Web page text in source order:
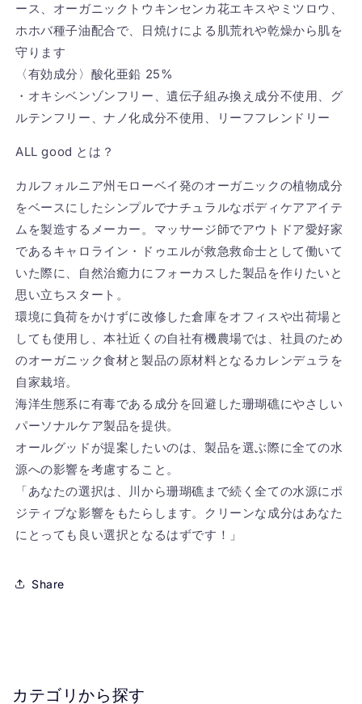
ース、オーガニックトウキンセンカ花エキスやミツロウ、
ホホバ種子油配合で、日焼けによる肌荒れや乾燥から肌を
守ります
〈有効成分〉酸化亜鉛 25%
・オキシベンゾンフリー、遺伝子組み換え成分不使用、グ
ルテンフリー、ナノ化成分不使用、リーフフレンドリー
ALL good とは？
カルフォルニア州モローベイ発のオーガニックの植物成分
をベースにしたシンプルでナチュラルなボディケアアイテ
ムを製造するメーカー。マッサージ師でアウトドア愛好家
であるキャロライン・ドゥエルが救急救命士として働いて
いた際に、自然治癒力にフォーカスした製品を作りたいと
思い立ちスタート。
環境に負荷をかけずに改修した倉庫をオフィスや出荷場と
しても使用し、本社近くの自社有機農場では、社員のため
のオーガニック食材と製品の原材料となるカレンデュラを
自家栽培。
海洋生態系に有毒である成分を回避した珊瑚礁にやさしい
パーソナルケア製品を提供。
オールグッドが提案したいのは、製品を選ぶ際に全ての水
源への影響を考慮すること。
「あなたの選択は、川から珊瑚礁まで続く全ての水源にポ
ジティブな影響をもたらします。クリーンな成分はあなた
にとっても良い選択となるはずです！」
Share
カテゴリから探す